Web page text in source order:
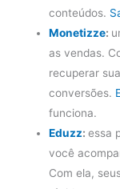
conteúdos.
Monetizze:
as vendas.
recuperar
conversões.
funciona.
Eduzz:essa
você
Com ela,